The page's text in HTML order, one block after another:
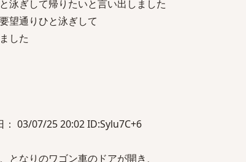
泳ぎして帰りたいと言い出しました
望通りひと泳ぎして
した
： 03/07/25 20:02 ID:Sylu7C+6
なりのワゴン車のドアが開き、